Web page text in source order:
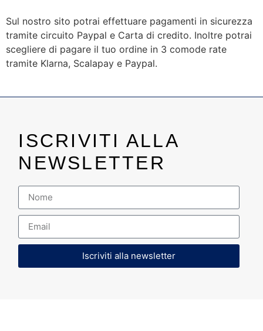
Sul nostro sito potrai effettuare pagamenti in sicurezza
tramite circuito Paypal e Carta di credito. Inoltre potrai
scegliere di pagare il tuo ordine in 3 comode rate
tramite Klarna, Scalapay e Paypal.
ISCRIVITI ALLA
NEWSLETTER
Iscriviti alla newsletter